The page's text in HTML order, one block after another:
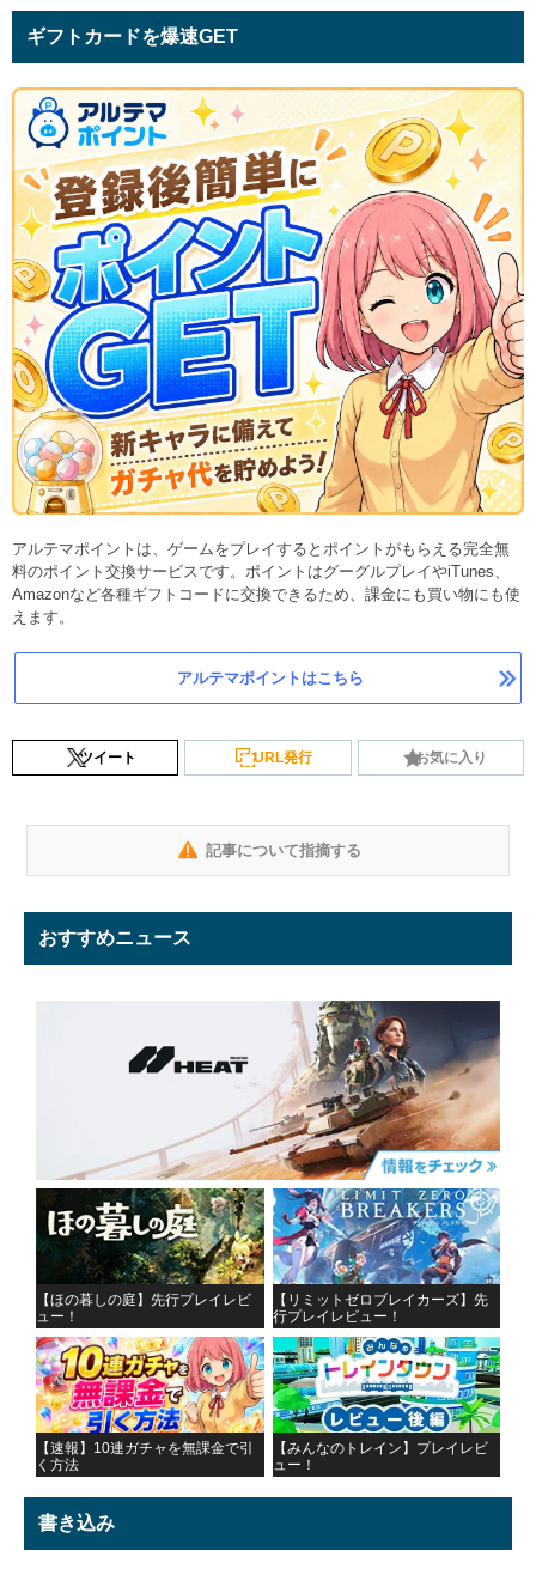
ギフトカードを爆速GET
アルテマポイントは、ゲームをプレイするとポイントがもらえる完全無
料のポイント交換サービスです。ポイントはグーグルプレイやiTunes、
Amazonなど各種ギフトコードに交換できるため、課金にも買い物にも使
えます。
アルテマポイントはこちら
ツイート URL発行 お気に入り
記事について指摘する
おすすめニュース
【ほの暮しの庭】先行プレイレビ
ュー！
【リミットゼロブレイカーズ】先
行プレイレビュー！
【速報】10連ガチャを無課金で引
く方法
【みんなのトレイン】プレイレビ
ュー！
書き込み